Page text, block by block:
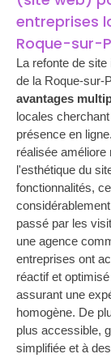
entreprises
Roque-sur-
La refonte de
de la Roque-sur-
avantages
locales
présence en
réalisée améliore
l'esthétique du
fonctionnalités,
passé par les
une agence
entreprises ont
réactif et
assurant une
homogène. De
plus accessible,
simplifiée et à